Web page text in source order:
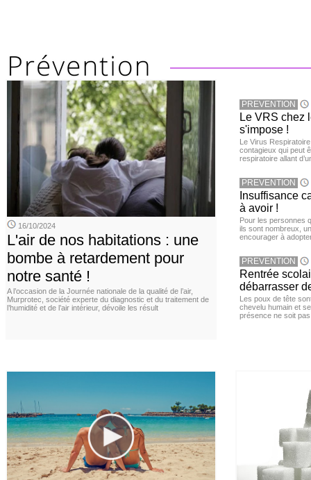
16/10/2024
L'air de nos habitations : une
bombe à retardement pour
notre santé !
A l’occasion de la Journée nationale de la qualité de l’air,
Murprotec, société experte du diagnostic et du traitement de
l’humidité et de l’air intérieur, dévoile les résult
PREVENTION
Le VRS chez
s'impose !
Le Virus
contagieux qui peut
respiratoire allant
PREVENTION
Insuffisance
à avoir !
Pour les personnes
ils sont nombreux,
encourager à
PREVENTION
Rentrée
débarrasser
Les poux de tête
chevelu humain et
présence ne soit